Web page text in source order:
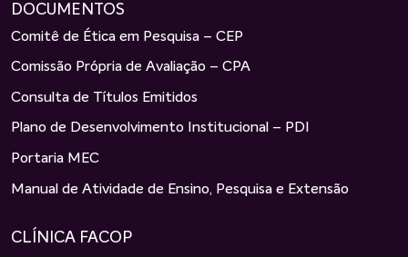
DOCUMENTOS
Comitê de Ética em Pesquisa – CEP
Comissão Própria de Avaliação – CPA
Consulta de Títulos Emitidos
Plano de Desenvolvimento Institucional – PDI
Portaria MEC
Manual de Atividade de Ensino, Pesquisa e Extensão
CLÍNICA FACOP